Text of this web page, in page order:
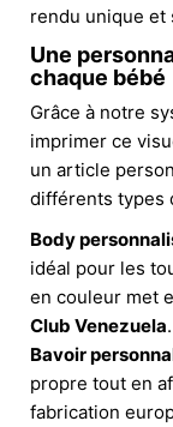
rendu unique et
Une
chaque bébé
Grâce à notre
imprimer ce
un article
différents types
Body
idéal pour les
en couleur met
Club Venezuela.
Bavoir
propre tout en
fabrication